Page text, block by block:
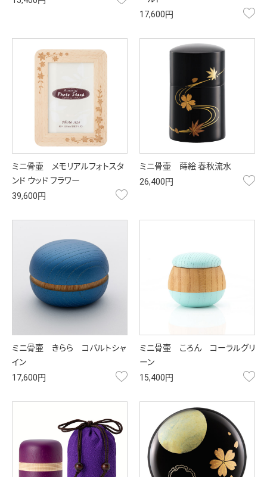
17,600円
ミニ骨壷 メモリアルフォトスタ
ンド ウッド フラワー
39,600円
ミニ骨壷 蒔絵 春秋流水
26,400円
ミニ骨壷 きらら コバルトシャ
イン
17,600円
お気に入り
ミニ骨壷 ころん コーラルグリ
ーン
15,400円